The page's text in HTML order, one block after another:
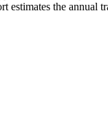
the annual